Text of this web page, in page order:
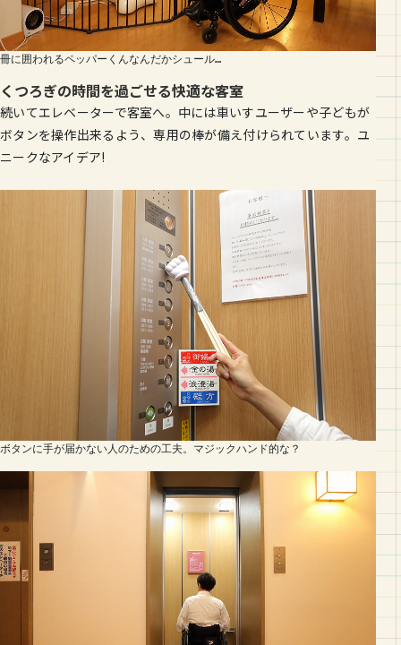
冊に囲われるペッパーくんなんだかシュール…
くつろぎの時間を過ごせる快適な客室
続いてエレベーターで客室へ。中には車いすユーザーや子どもが
ボタンを操作出来るよう、専用の棒が備え付けられています。ユ
ニークなアイデア!
ボタンに手が届かない人のための工夫。マジックハンド的な？